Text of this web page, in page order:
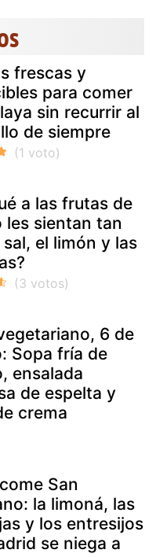
frescas y
para comer
sin recurrir al
de siempre
a las frutas de
les sientan tan
el limón y las
6 de
Sopa fría de
ensalada
de espelta y
crema
San
la limoná, las
y los entresijos
se niega a